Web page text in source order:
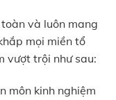
và luôn mang
mọi miền tổ
vượt trội như sau:
môn kinh nghiệm